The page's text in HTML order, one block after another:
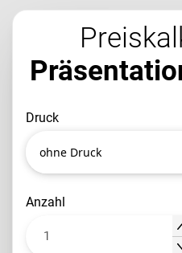
druck
ohne Druck
anzahl